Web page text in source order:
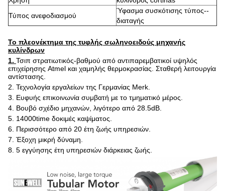
Τύπος ανεφοδιασμού
Ύφασμα συσκότισης τύπος--
διαταγής
Το πλεονέκτημα της τυφλής σωληνοειδούς μηχανής
κυλίνδρων
1. Τσιπ στρατιωτικός-βαθμού από αντιπαρεμβατικοί υψηλός
επιχείρησης Atmel και χαμηλής θερμοκρασίας. Σταθερή λειτουργία
αντίστασης.
2. Τεχνολογία εργαλείων της Γερμανίας Merk.
3. Ευφυής επικοινωνία συμβατή με το τμηματικό μέρος.
4. Βουβό σχέδιο μηχανών, λιγότερο από 28.5dB.
5. 14000time δοκιμές καψίματος.
6. Περισσότερο από 20 έτη ζωής υπηρεσιών.
7. Έξοχη μικρή δύναμη.
8. 5 εγγύησης έτη υπηρεσιών διάρκειας ζωής.